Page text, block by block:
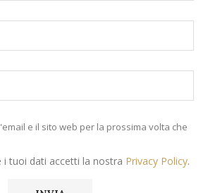
e il sito web per la prossima volta che
i tuoi dati accetti la nostra Privacy Policy.